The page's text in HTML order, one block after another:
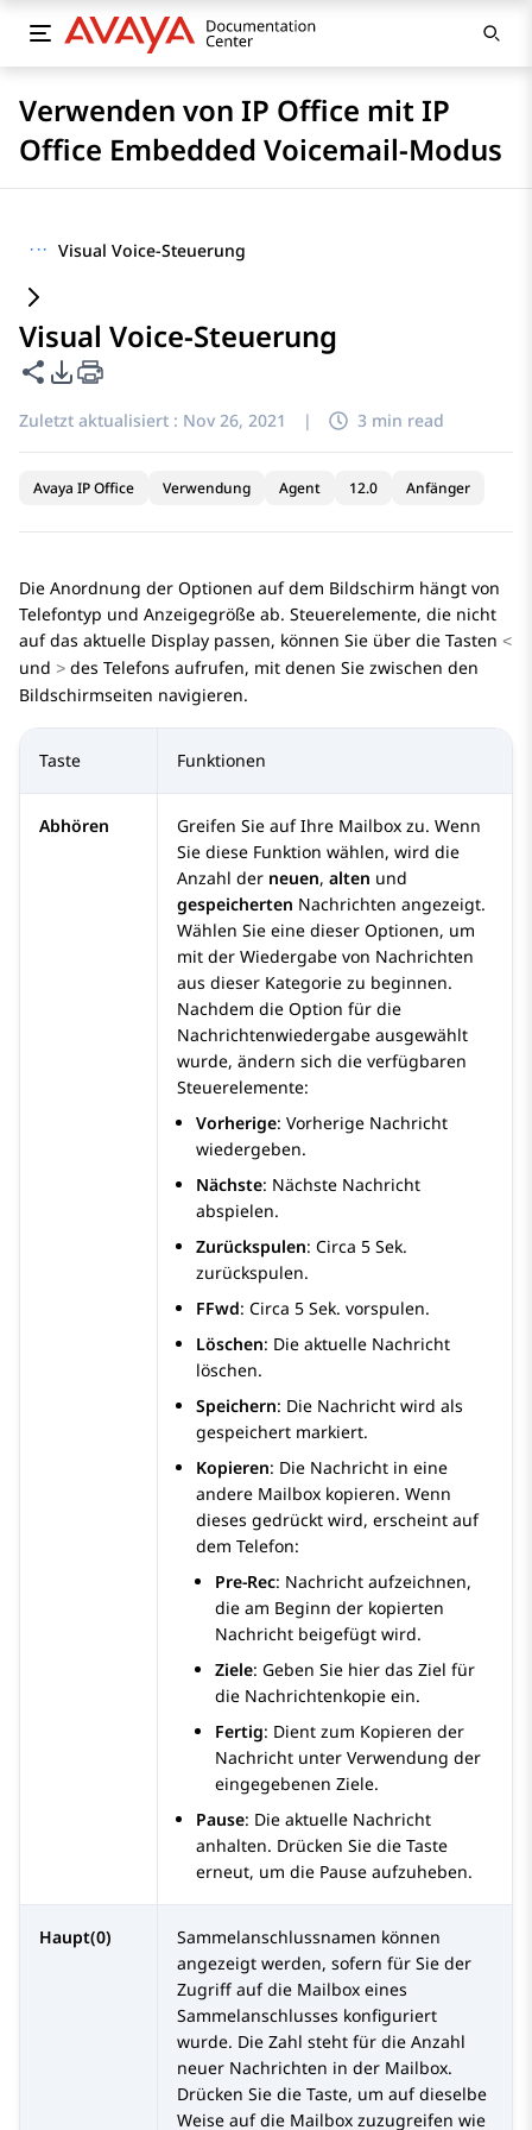
Verwenden von IP Office mit IP
Office Embedded Voicemail-Modus
··· Visual Voice-Steuerung
Visual Voice-Steuerung
Diese Seite teilen
PDF-Exportoptionen
Zuletzt aktualisiert : Nov 26, 2021 | 3 min read
Avaya IP Office Verwendung Agent 12.0 Anfänger
Die Anordnung der Optionen auf dem Bildschirm hängt von
Telefontyp und Anzeigegröße ab. Steuerelemente, die nicht
auf das aktuelle Display passen, können Sie über die Tasten <
und > des Telefons aufrufen, mit denen Sie zwischen den
Bildschirmseiten navigieren.
Taste Funktionen
Abhören
Greifen Sie auf Ihre Mailbox zu. Wenn
Sie diese Funktion wählen, wird die
Anzahl der neuen, alten und
gespeicherten Nachrichten angezeigt.
Wählen Sie eine dieser Optionen, um
mit der Wiedergabe von Nachrichten
aus dieser Kategorie zu beginnen.
Nachdem die Option für die
Nachrichtenwiedergabe ausgewählt
wurde, ändern sich die verfügbaren
Steuerelemente:
Vorherige: Vorherige Nachricht
wiedergeben.
Nächste: Nächste Nachricht
abspielen.
Zurückspulen: Circa 5 Sek.
zurückspulen.
FFwd: Circa 5 Sek. vorspulen.
Löschen: Die aktuelle Nachricht
löschen.
Speichern: Die Nachricht wird als
gespeichert markiert.
Kopieren: Die Nachricht in eine
andere Mailbox kopieren. Wenn
dieses gedrückt wird, erscheint auf
dem Telefon:
Pre-Rec: Nachricht aufzeichnen,
die am Beginn der kopierten
Nachricht beigefügt wird.
Ziele: Geben Sie hier das Ziel für
die Nachrichtenkopie ein.
Fertig: Dient zum Kopieren der
Nachricht unter Verwendung der
eingegebenen Ziele.
Pause: Die aktuelle Nachricht
anhalten. Drücken Sie die Taste
erneut, um die Pause aufzuheben.
Haupt(0)
Sammelanschlussnamen können
angezeigt werden, sofern für Sie der
Zugriff auf die Mailbox eines
Sammelanschlusses konfiguriert
wurde. Die Zahl steht für die Anzahl
neuer Nachrichten in der Mailbox.
Drücken Sie die Taste, um auf dieselbe
Weise auf die Mailbox zuzugreifen wie